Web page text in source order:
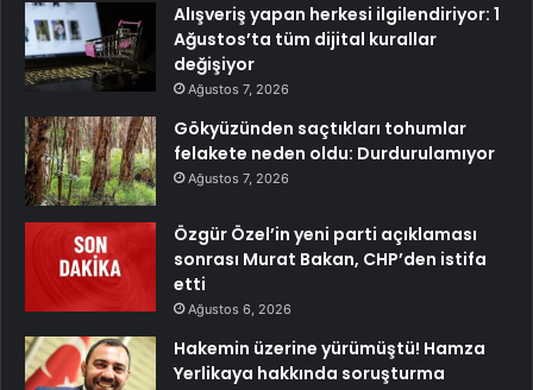
Alışveriş yapan herkesi ilgilendiriyor: 1
Ağustos’ta tüm dijital kurallar
değişiyor
Ağustos 7, 2026
Gökyüzünden saçtıkları tohumlar
felakete neden oldu: Durdurulamıyor
Ağustos 7, 2026
Özgür Özel’in yeni parti açıklaması
sonrası Murat Bakan, CHP’den istifa
etti
Ağustos 6, 2026
Hakemin üzerine yürümüştü! Hamza
Yerlikaya hakkında soruşturma